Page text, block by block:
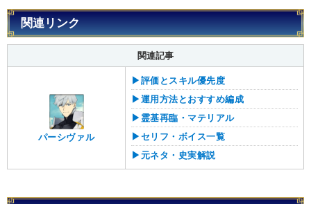
関連リンク
関連記事
パーシヴァル
▶︎評価とスキル優先度
▶︎運用方法とおすすめ編成
▶︎霊基再臨・マテリアル
▶︎セリフ・ボイス一覧
▶︎元ネタ・史実解説